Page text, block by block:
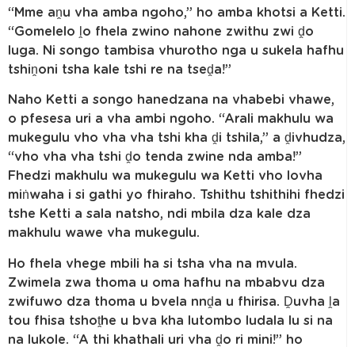
“Mme aṋu vha amba ngoho,” ho amba khotsi a Ketti.
“Gomelelo ḽo fhela zwino nahone zwithu zwi ḓo
luga. Ni songo tambisa vhurotho nga u sukela hafhu
tshiṋoni tsha kale tshi re na tseḓa!”
Naho Ketti a songo hanedzana na vhabebi vhawe,
o pfesesa uri a vha ambi ngoho. “Arali makhulu wa
mukegulu vho vha vha tshi kha ḓi tshila,” a ḓivhudza,
“vho vha vha tshi ḓo tenda zwine nda amba!”
Fhedzi makhulu wa mukegulu wa Ketti vho lovha
miṅwaha i si gathi yo fhiraho. Tshithu tshithihi fhedzi
tshe Ketti a sala natsho, ndi mbila dza kale dza
makhulu wawe vha mukegulu.
Ho fhela vhege mbili ha si tsha vha na mvula.
Zwimela zwa thoma u oma hafhu na mbabvu dza
zwifuwo dza thoma u bvela nnḓa u fhirisa. Ḓuvha ḽa
tou fhisa tshoṱhe u bva kha lutombo ludala lu si na
na lukole. “A thi khathali uri vha ḓo ri mini!” ho